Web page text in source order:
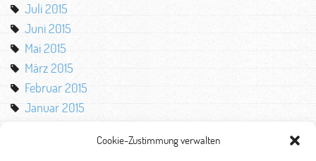
Cookie-Zustimmung verwalten
Juli 2015
Juni 2015
Mai 2015
März 2015
Februar 2015
Januar 2015